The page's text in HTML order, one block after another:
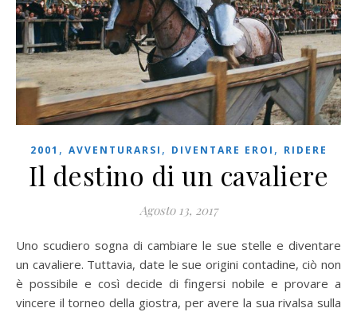
2001 , AVVENTURARSI , DIVENTARE EROI , RIDERE
Il destino di un cavaliere
Agosto 13, 2017
Uno scudiero sogna di cambiare le sue stelle e diventare
un cavaliere. Tuttavia, date le sue origini contadine, ciò non
è possibile e così decide di fingersi nobile e provare a
vincere il torneo della giostra, per avere la sua rivalsa sulla